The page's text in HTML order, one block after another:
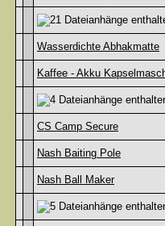
Wasserdichte Abhakmatte
Kaffee - Akku
CS Camp Secure
Nash Baiting Pole
Nash Ball Maker